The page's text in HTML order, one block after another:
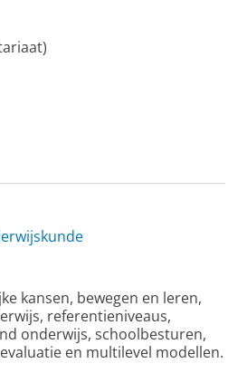
kansen, bewegen en leren,
referentieniveaus,
onderwijs, schoolbesturen,
en multilevel modellen.